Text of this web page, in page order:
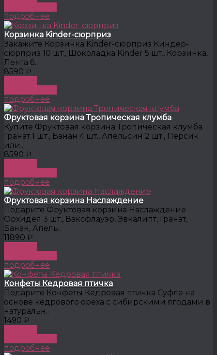
подробнее
Корзинка Kinder-сюрприз
Закажите Корзинка Kinder-сюрприз Киндер-
сюрприз 10 шт., Шоколадка Kinder 5 шт., Корзинка,
Лента б..
8590 ₽
подробнее
Фруктовая корзина Тропическая клумба
Купите Фруктовая корзина Тропическая клумба
Гранат 1 шт., Банан 4 шт., Апельсин 2 шт., Персик
или..
8590 ₽
подробнее
Фруктовая корзина Наслаждение
Подарите Фруктовая корзина Наслаждение
Орхидея 3 шт., Ваксфлауэр, Эвкалипт, Гранат,
Банан, Апель..
11890 ₽
подробнее
Конфеты Кедровая птичка
Подарите Конфеты Кедровая птичка Суфле на
основе кедрового ореха с сибирскими ягодами в
натуральн..
1490 ₽
подробнее